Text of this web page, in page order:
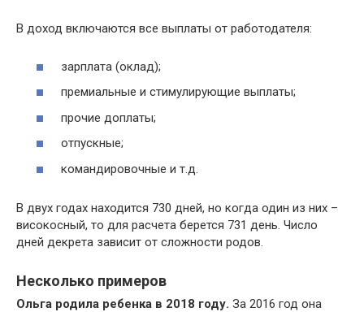
В доход включаются все выплаты от работодателя:
зарплата (оклад);
премиальные и стимулирующие выплаты;
прочие доплаты;
отпускные;
командировочные и т.д.
В двух годах находится 730 дней, но когда один из них –
високосный, то для расчета берется 731 день. Число
дней декрета зависит от сложности родов.
Несколько примеров
Ольга родила ребенка в 2018 году. За 2016 год она